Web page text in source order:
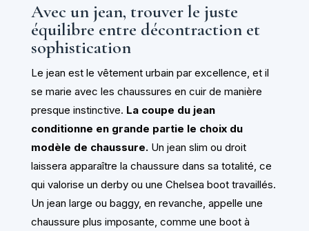
Avec un jean, trouver le juste
équilibre entre décontraction et
sophistication
Le jean est le vêtement urbain par excellence, et il
se marie avec les chaussures en cuir de manière
presque instinctive. La coupe du jean
conditionne en grande partie le choix du
modèle de chaussure.Un jean slim ou droit
laissera apparaître la chaussure dans sa totalité, ce
qui valorise un derby ou une Chelsea boot travaillés.
Un jean large ou baggy, en revanche, appelle une
chaussure plus imposante, comme une boot à